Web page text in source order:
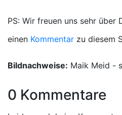
PS: Wir freuen uns sehr über
einen Kommentar zu diesem
Bildnachweise: Maik Meid -
0 Kommentare